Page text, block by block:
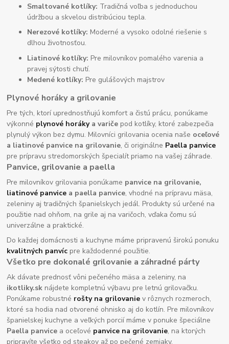
Smaltované kotlíky: Tradičná voľba s jednoduchou
údržbou a skvelou distribúciou tepla.
Nerezové kotlíky: Moderné a vysoko odolné riešenie s
dlhou životnosťou.
Liatinové kotlíky: Pre milovníkov pomalého varenia a
pravej sýtosti chutí.
Medené kotlíky: Pre gulášových majstrov
Plynové horáky a grilovanie
Pre tých, ktorí uprednostňujú komfort a čistú prácu, ponúkame
výkonné plynové horákya variče pod kotlíky, ktoré zabezpečia
plynulý výkon bez dymu. Milovníci grilovania ocenia naše oceľové
a liatinové panvice na grilovanie, či originálne Paella panvice
pre prípravu stredomorských špecialít priamo na vašej záhrade.
Panvice, grilovanie a paella
Pre milovníkov grilovania ponúkame panvice na grilovanie,
liatinové panvice a paella panvice, vhodné na prípravu mäsa,
zeleniny aj tradičných španielskych jedál. Produkty sú určené na
použitie nad ohňom, na grile aj na varičoch, vďaka čomu sú
univerzálne a praktické.
Do každej domácnosti a kuchyne máme pripravenú širokú ponuku
kvalitných panvíc pre každodenné použitie.
Všetko pre dokonalé grilovanie a záhradné párty
Ak dávate prednosť vôni pečeného mäsa a zeleniny, na
ikotliky.sk nájdete kompletnú výbavu pre letnú grilovačku.
Ponúkame robustné rošty na grilovanie v rôznych rozmeroch,
ktoré sa hodia nad otvorené ohnisko aj do kotlín. Pre milovníkov
španielskej kuchyne a veľkých porcií máme v ponuke špeciálne
Paella panvice a oceľové panvice na grilovanie, na ktorých
pripravíte všetko od steakov až po pečené zemiaky.